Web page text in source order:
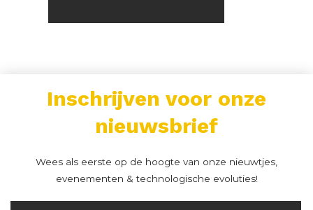
Inschrijven voor onze
nieuwsbrief
Wees als eerste op de hoogte van onze nieuwtjes,
evenementen & technologische evoluties!